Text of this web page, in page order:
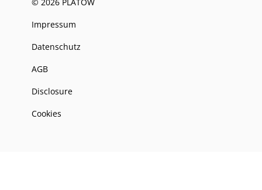
Impressum
Datenschutz
AGB
Disclosure
Cookies